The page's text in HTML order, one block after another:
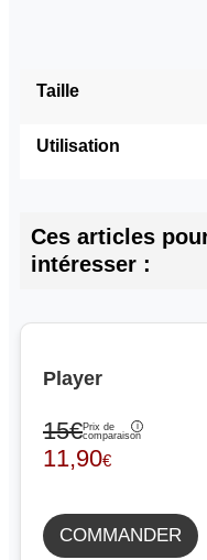
Taille
Utilisation
Ces articles
intéresser :
Player
15€Prix de
comparaison
11,90€
COMMANDER